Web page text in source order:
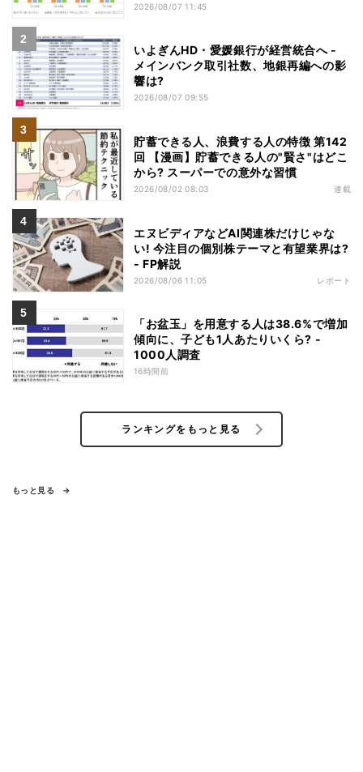
2026/08/07 11:45
いよぎんHD・愛媛銀行が経営統合へ -
メインバンク取引社数、地銀再編への影
響は?
2026/08/07 09:55
貯蓄できる人、浪費する人の特徴 第142
回 【漫画】貯蓄できる人の"賢さ"はどこ
から? スーパーでの意外な習慣
2026/08/02 08:03 連載
エヌビディアなどAI関連株だけじゃな
い! 今注目の個別株テーマと有望業界は?
- FP解説
2026/08/06 11:05 レポート
「お盆玉」を用意する人は38.6%で増加
傾向に、子ども1人あたりいくら? -
1000人調査
16時間前
ランキングをもっと見る
もっと見る